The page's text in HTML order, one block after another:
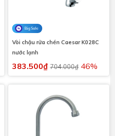
Big Sale
Vòi chậu rửa chén Caesar K028C
nước lạnh
383.500₫ 704.000₫ 46%